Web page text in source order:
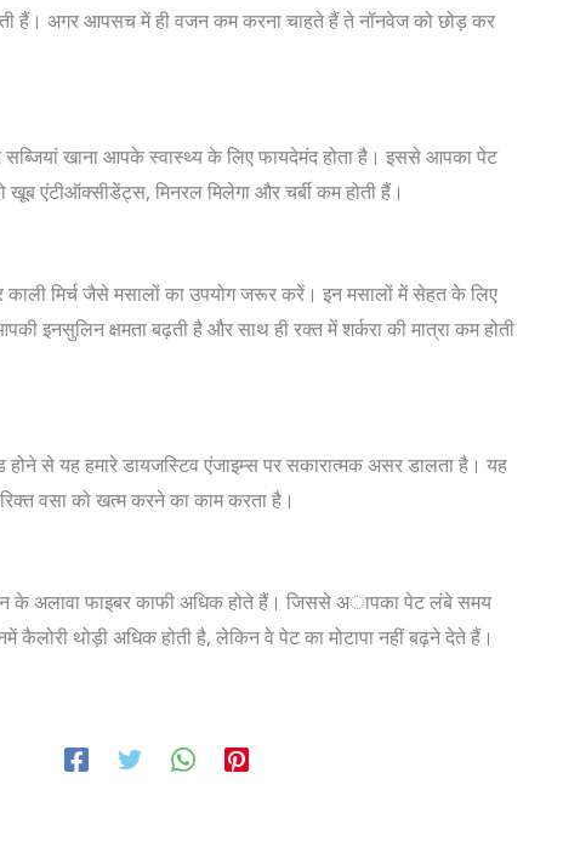
हैं। अगर आपसच में ही वजन कम करना चाहते हैं ते नॉनवेज को छोड़ कर
खाना आपके स्‍वास्‍थ्‍य के लिए फायदेमंद होता है। इससे आपका पेट
खूब एंटीऑक्‍सीडेंट्स, मिनरल मिलेगा और चर्बी कम होती हैं।
मिर्च जैसे मसालों का उपयोग जरूर करें। इन मसालों में सेहत के लिए
इनसुलिन क्षमता बढ़ती है और साथ ही रक्‍त में शर्करा की मात्रा कम होती
से यह हमारे डायजस्टिव एंजाइम्‍स पर सकारात्‍मक असर डालता है। यह
वसा को खत्म करने का काम करता है।
के अलावा फाइबर काफी अधिक होते हैं। जिससे अापका पेट लंबे समय
कैलोरी थोड़ी अधिक होती है, लेकिन वे पेट का मोटापा नहीं बढ़ने देते हैं।
.. मैं एक मुस्लिम महिला
मेरी एक हाइ एण्ड
Col K D Pathak (Retd) के अनुसार "एक फ़ौजी का
N Hoon (Retd) कहते है कि "Rank is earned...